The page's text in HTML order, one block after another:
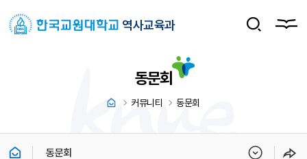
역사교육과
동문회
커뮤니티 동문회
동문회